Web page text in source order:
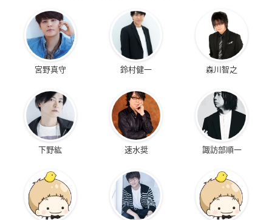
宮野真守 鈴村健一 森川智之
下野紘 速水奨 諏訪部順一